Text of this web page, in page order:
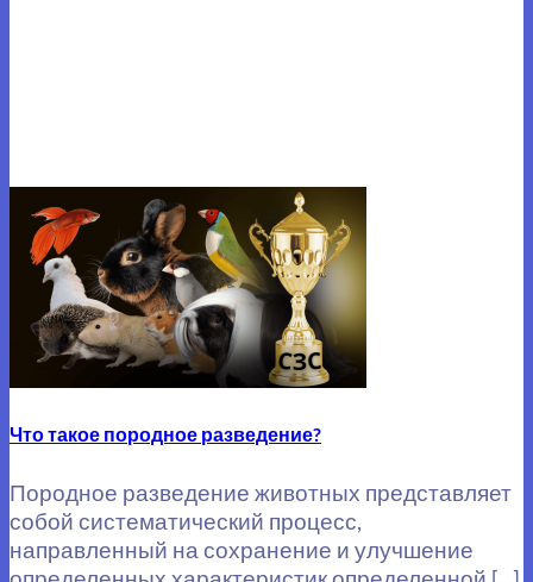
Что такое породное разведение?
Породное разведение животных представляет
собой систематический процесс,
направленный на сохранение и улучшение